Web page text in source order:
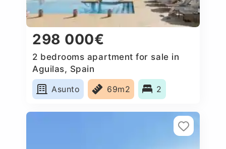
298 000€
2 bedrooms apartment for sale in
Aguilas, Spain
Asunto
69m2 2